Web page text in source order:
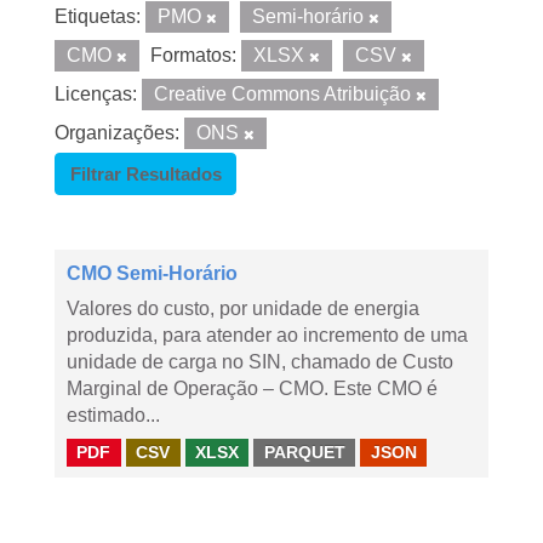
Etiquetas: PMO
Semi-horário
CMO
Formatos: XLSX
CSV
Licenças:
Creative Commons Atribuição
Organizações:
ONS
Filtrar Resultados
CMO Semi-Horário
Valores do custo, por unidade de energia
produzida, para atender ao incremento de uma
unidade de carga no SIN, chamado de Custo
Marginal de Operação – CMO. Este CMO é
estimado...
PDF CSV XLSX PARQUET JSON